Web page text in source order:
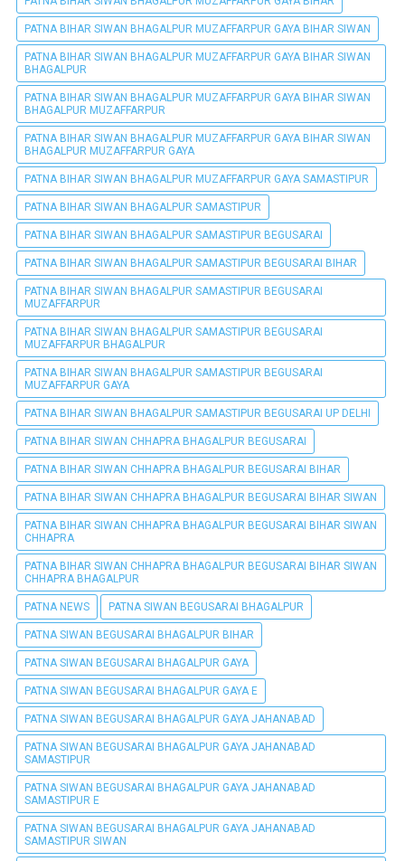
PATNA BIHAR SIWAN BHAGALPUR MUZAFFARPUR GAYA BIHAR SIWAN
PATNA BIHAR SIWAN BHAGALPUR MUZAFFARPUR GAYA BIHAR SIWAN
BHAGALPUR
PATNA BIHAR SIWAN BHAGALPUR MUZAFFARPUR GAYA BIHAR SIWAN
BHAGALPUR MUZAFFARPUR
PATNA BIHAR SIWAN BHAGALPUR MUZAFFARPUR GAYA BIHAR SIWAN
BHAGALPUR MUZAFFARPUR GAYA
PATNA BIHAR SIWAN BHAGALPUR MUZAFFARPUR GAYA SAMASTIPUR
PATNA BIHAR SIWAN BHAGALPUR SAMASTIPUR
PATNA BIHAR SIWAN BHAGALPUR SAMASTIPUR BEGUSARAI
PATNA BIHAR SIWAN BHAGALPUR SAMASTIPUR BEGUSARAI BIHAR
PATNA BIHAR SIWAN BHAGALPUR SAMASTIPUR BEGUSARAI
MUZAFFARPUR
PATNA BIHAR SIWAN BHAGALPUR SAMASTIPUR BEGUSARAI
MUZAFFARPUR BHAGALPUR
PATNA BIHAR SIWAN BHAGALPUR SAMASTIPUR BEGUSARAI
MUZAFFARPUR GAYA
PATNA BIHAR SIWAN BHAGALPUR SAMASTIPUR BEGUSARAI UP DELHI
PATNA BIHAR SIWAN CHHAPRA BHAGALPUR BEGUSARAI
PATNA BIHAR SIWAN CHHAPRA BHAGALPUR BEGUSARAI BIHAR
PATNA BIHAR SIWAN CHHAPRA BHAGALPUR BEGUSARAI BIHAR SIWAN
PATNA BIHAR SIWAN CHHAPRA BHAGALPUR BEGUSARAI BIHAR SIWAN
CHHAPRA
PATNA BIHAR SIWAN CHHAPRA BHAGALPUR BEGUSARAI BIHAR SIWAN
CHHAPRA BHAGALPUR
PATNA NEWS PATNA SIWAN BEGUSARAI BHAGALPUR
PATNA SIWAN BEGUSARAI BHAGALPUR BIHAR
PATNA SIWAN BEGUSARAI BHAGALPUR GAYA
PATNA SIWAN BEGUSARAI BHAGALPUR GAYA E
PATNA SIWAN BEGUSARAI BHAGALPUR GAYA JAHANABAD
PATNA SIWAN BEGUSARAI BHAGALPUR GAYA JAHANABAD
SAMASTIPUR
PATNA SIWAN BEGUSARAI BHAGALPUR GAYA JAHANABAD
SAMASTIPUR E
PATNA SIWAN BEGUSARAI BHAGALPUR GAYA JAHANABAD
SAMASTIPUR SIWAN